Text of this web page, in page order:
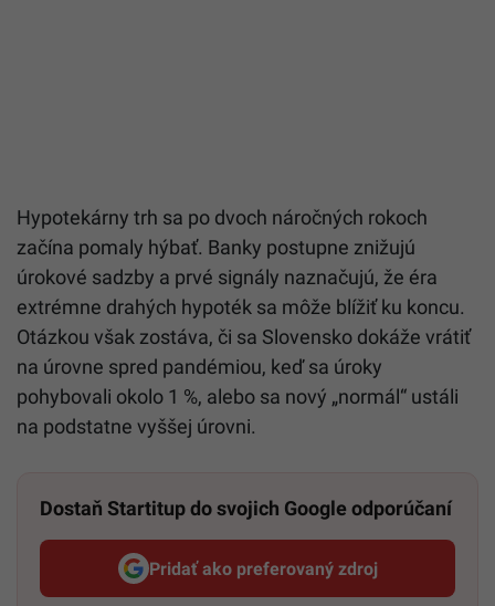
Hypotekárny trh sa po dvoch náročných rokoch
začína pomaly hýbať. Banky postupne znižujú
úrokové sadzby a prvé signály naznačujú, že éra
extrémne drahých hypoték sa môže blížiť ku koncu.
Otázkou však zostáva, či sa Slovensko dokáže vrátiť
na úrovne spred pandémiou, keď sa úroky
pohybovali okolo 1 %, alebo sa nový „normál“ ustáli
na podstatne vyššej úrovni.
Dostaň Startitup do svojich Google odporúčaní
Pridať ako preferovaný zdroj
Startitup, odkaz sa otvorí v